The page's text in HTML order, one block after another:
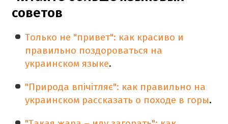
советов
Только не "привет": как красиво и
правильно поздороваться на
украинском языке.
"Природа впічітляє": как правильно на
украинском рассказать о походе в горы.